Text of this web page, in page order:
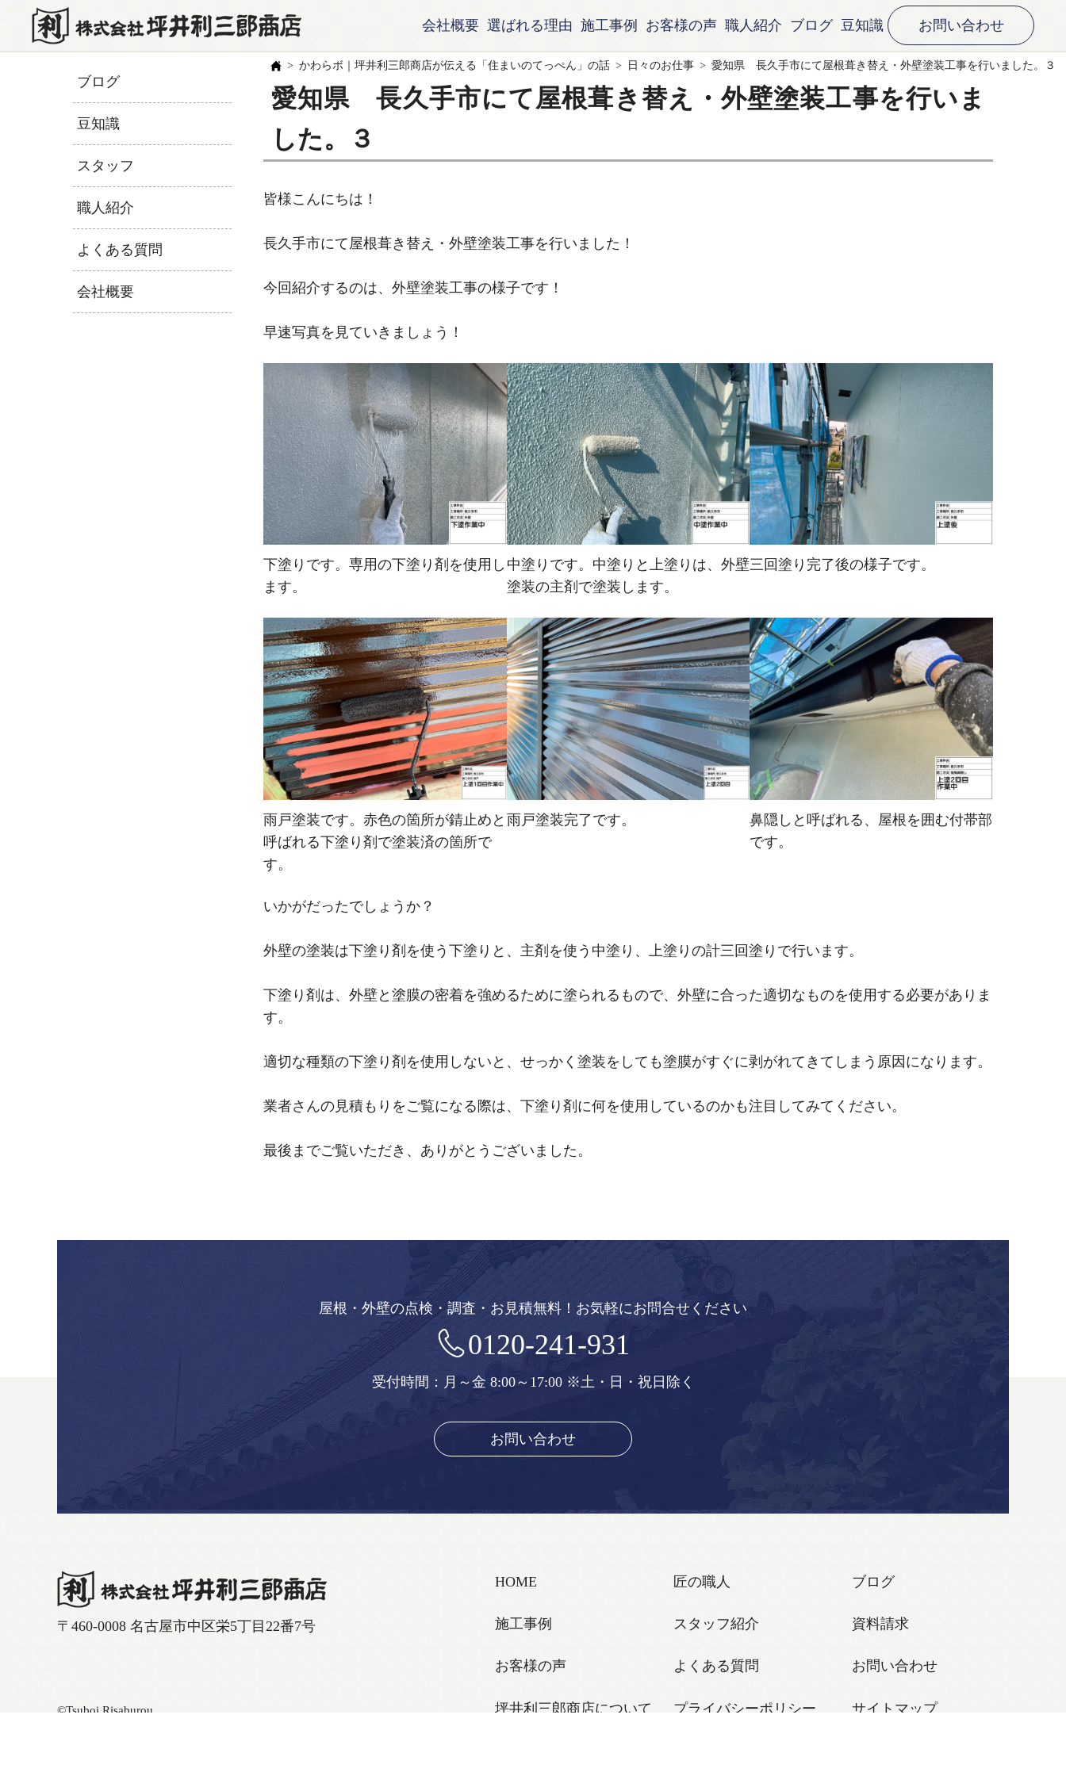
会社概要 選ばれる理由 施工事例 お客様の声 職人紹介 ブログ 豆知識 お問い合わせ
かわらボ｜坪井利三郎商店が伝える「住まいのてっぺん」の話 日々のお仕事 愛知県 長久手市にて屋根葺き替え・外壁塗装工事を行いました。３
愛知県 長久手市にて屋根葺き替え・外壁塗装工事を行いま
した。３
皆様こんにちは！
長久手市にて屋根葺き替え・外壁塗装工事を行いました！
今回紹介するのは、外壁塗装工事の様子です！
早速写真を見ていきましょう！
下塗りです。専用の下塗り剤を使用し
ます。
中塗りです。中塗りと上塗りは、外壁
塗装の主剤で塗装します。
三回塗り完了後の様子です。
雨戸塗装です。赤色の箇所が錆止めと
呼ばれる下塗り剤で塗装済の箇所で
す。
雨戸塗装完了です。
鼻隠しと呼ばれる、屋根を囲む付帯部
です。
いかがだったでしょうか？
外壁の塗装は下塗り剤を使う下塗りと、主剤を使う中塗り、上塗りの計三回塗りで行います。
下塗り剤は、外壁と塗膜の密着を強めるために塗られるもので、外壁に合った適切なものを使用する必要がありま
す。
適切な種類の下塗り剤を使用しないと、せっかく塗装をしても塗膜がすぐに剥がれてきてしまう原因になります。
業者さんの見積もりをご覧になる際は、下塗り剤に何を使用しているのかも注目してみてください。
最後までご覧いただき、ありがとうございました。
ブログ
豆知識
スタッフ
職人紹介
よくある質問
会社概要
屋根・外壁の点検・調査・お見積無料！ お気軽にお問合せください
0120-241-931
受付時間：月～金 8:00～17:00 ※土・日・祝日除く
お問い合わせ
〒460-0008 名古屋市中区栄5丁目22番7号
©Tsuboi Risaburou
HOME 匠の職人 ブログ
施工事例 スタッフ紹介 資料請求
お客様の声 よくある質問 お問い合わせ
坪井利三郎商店について プライバシーポリシー サイトマップ